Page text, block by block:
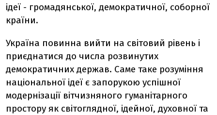
ідеї - громадянської, демократичної, соборної
країни.
Україна повинна вийти на світовий рівень і
приєднатися до числа розвинутих
демократичних держав. Саме таке розуміння
національної ідеї є запорукою успішної
модернізації вітчизняного гуманітарного
простору як світоглядної, ідейної, духовної та